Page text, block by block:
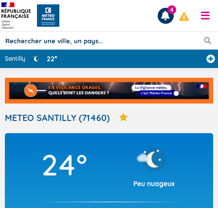
Prévisions
TOUS LES RÉSULTATS
Articles
4
Santilly 22°
METEO SANTILLY (71460)
24°
Peu nuageux